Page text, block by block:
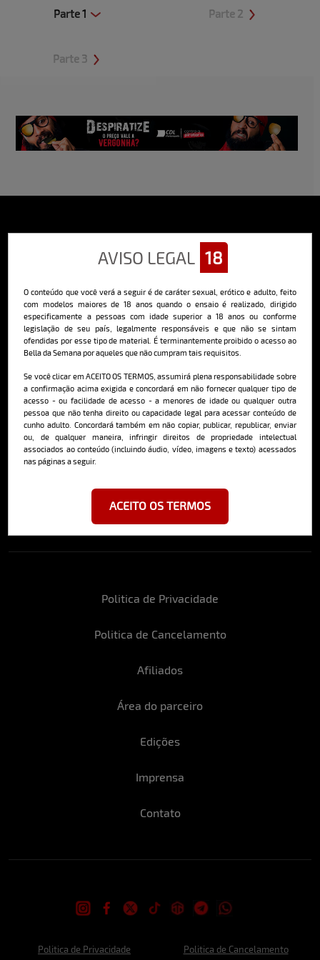
Parte 1 Parte 2
Parte 3
AVISO LEGAL 18
O conteúdo que você verá a seguir é de caráter sexual, erótico e adulto, feito
com modelos maiores de 18 anos quando o ensaio é realizado, dirigido
especificamente a pessoas com idade superior a 18 anos ou conforme
legislação de seu país, legalmente responsáveis e que não se sintam
ofendidas por esse tipo de material. É terminantemente proibido o acesso ao
Bella da Semana por aqueles que não cumpram tais requisitos.
Se você clicar em ACEITO OS TERMOS, assumirá plena responsabilidade sobre
a confirmação acima exigida e concordará em não fornecer qualquer tipo de
acesso - ou facilidade de acesso - a menores de idade ou qualquer outra
pessoa que não tenha direito ou capacidade legal para acessar conteúdo de
cunho adulto. Concordará também em não copiar, publicar, republicar, enviar
ou, de qualquer maneira, infringir direitos de propriedade intelectual
associados ao conteúdo (incluindo áudio, vídeo, imagens e texto) acessados
nas páginas a seguir.
ACEITO OS TERMOS
Sobre o Bella
O Bella da Semana é a maior e mais longeva revista masculina digital
qualidade, além de conteúdo editorial sobre saúde, esportes, moda,
comportamento, relacionamentos, tecnologia e erotismo.
Saiba mais
Politica de Privacidade
Politica de Cancelamento
Afiliados
Área do parceiro
Edições
Imprensa
Contato
Cadastre-se e receba a mais
deliciosa newsletter da internet
Ao se cadastrar, você concorda em receber emails da Bella da Semana
e aceita nossos termos de uso da web e política de privacidade e
Politica de Privacidade Politica de Cancelamento